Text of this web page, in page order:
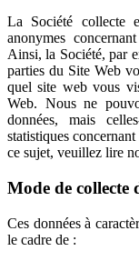
La Société collecte
anonymes
Ainsi, la Société, par
parties du Site Web
quel site web vous
Web. Nous ne
données, mais
statistiques
ce sujet, veuillez lire
Mode de collecte
Ces données à
le cadre de :